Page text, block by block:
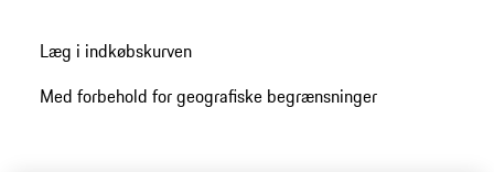
Læg i indkøbskurven
Med forbehold for geografiske begrænsninger